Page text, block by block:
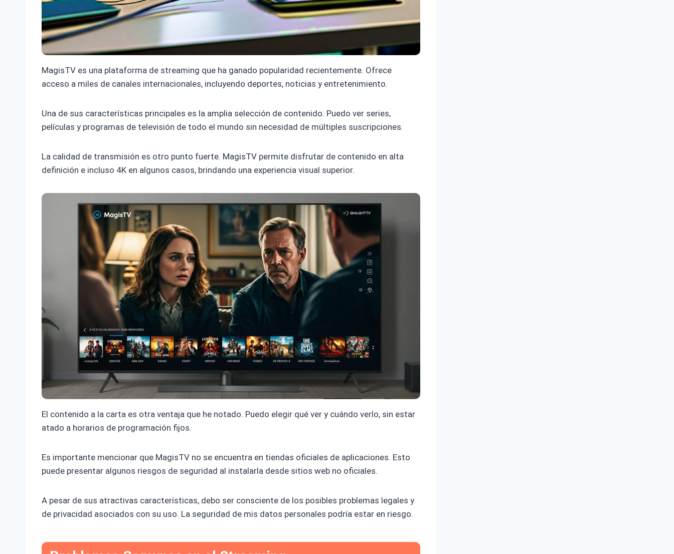
MagisTV es una plataforma de streaming que ha ganado popularidad recientemente. Ofrece
acceso a miles de canales internacionales, incluyendo deportes, noticias y entretenimiento.
Una de sus características principales es la amplia selección de contenido. Puedo ver series,
películas y programas de televisión de todo el mundo sin necesidad de múltiples suscripciones.
La calidad de transmisión es otro punto fuerte. MagisTV permite disfrutar de contenido en alta
definición e incluso 4K en algunos casos, brindando una experiencia visual superior.
El contenido a la carta es otra ventaja que he notado. Puedo elegir qué ver y cuándo verlo, sin estar
atado a horarios de programación fijos.
Es importante mencionar que MagisTV no se encuentra en tiendas oficiales de aplicaciones. Esto
puede presentar algunos riesgos de seguridad al instalarla desde sitios web no oficiales.
A pesar de sus atractivas características, debo ser consciente de los posibles problemas legales y
de privacidad asociados con su uso. La seguridad de mis datos personales podría estar en riesgo.